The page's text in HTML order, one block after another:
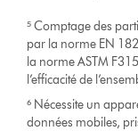
⁵ Comptage des
par la norme EN
la norme ASTM
l’efficacité de
⁶ Nécessite un
données mobiles,